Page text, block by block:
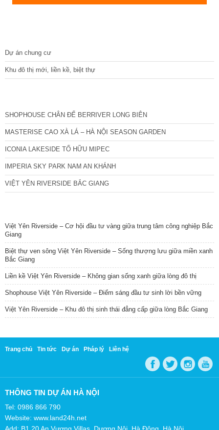
Dự án chung cư
Khu đô thị mới, liền kề, biệt thự
SHOPHOUSE CHÂN ĐẾ BERRIVER LONG BIÊN
MASTERISE CAO XÀ LÁ – HÀ NỘI SEASON GARDEN
ICONIA LAKESIDE TỐ HỮU MIPEC
IMPERIA SKY PARK NAM AN KHÁNH
VIỆT YÊN RIVERSIDE BẮC GIANG
Việt Yên Riverside – Cơ hội đầu tư vàng giữa trung tâm công nghiệp Bắc
Giang
Biệt thự ven sông Việt Yên Riverside – Sống thượng lưu giữa miền xanh
Bắc Giang
Liền kề Việt Yên Riverside – Không gian sống xanh giữa lòng đô thị
Shophouse Việt Yên Riverside – Điểm sáng đầu tư sinh lời bền vững
Việt Yên Riverside – Khu đô thị sinh thái đẳng cấp giữa lòng Bắc Giang
Trang chủ Tin tức Dự án Pháp lý Liên hệ
THÔNG TIN DỰ ÁN HÀ NỘI
Tel: 0986 866 790
Website: www.land24h.net